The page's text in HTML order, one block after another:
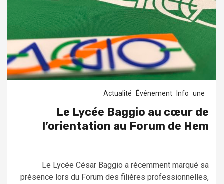
Actualité Événement Info une
Le Lycée Baggio au cœur de
l’orientation au Forum de Hem
Le Lycée César Baggio a récemment marqué sa
présence lors du Forum des filières professionnelles,